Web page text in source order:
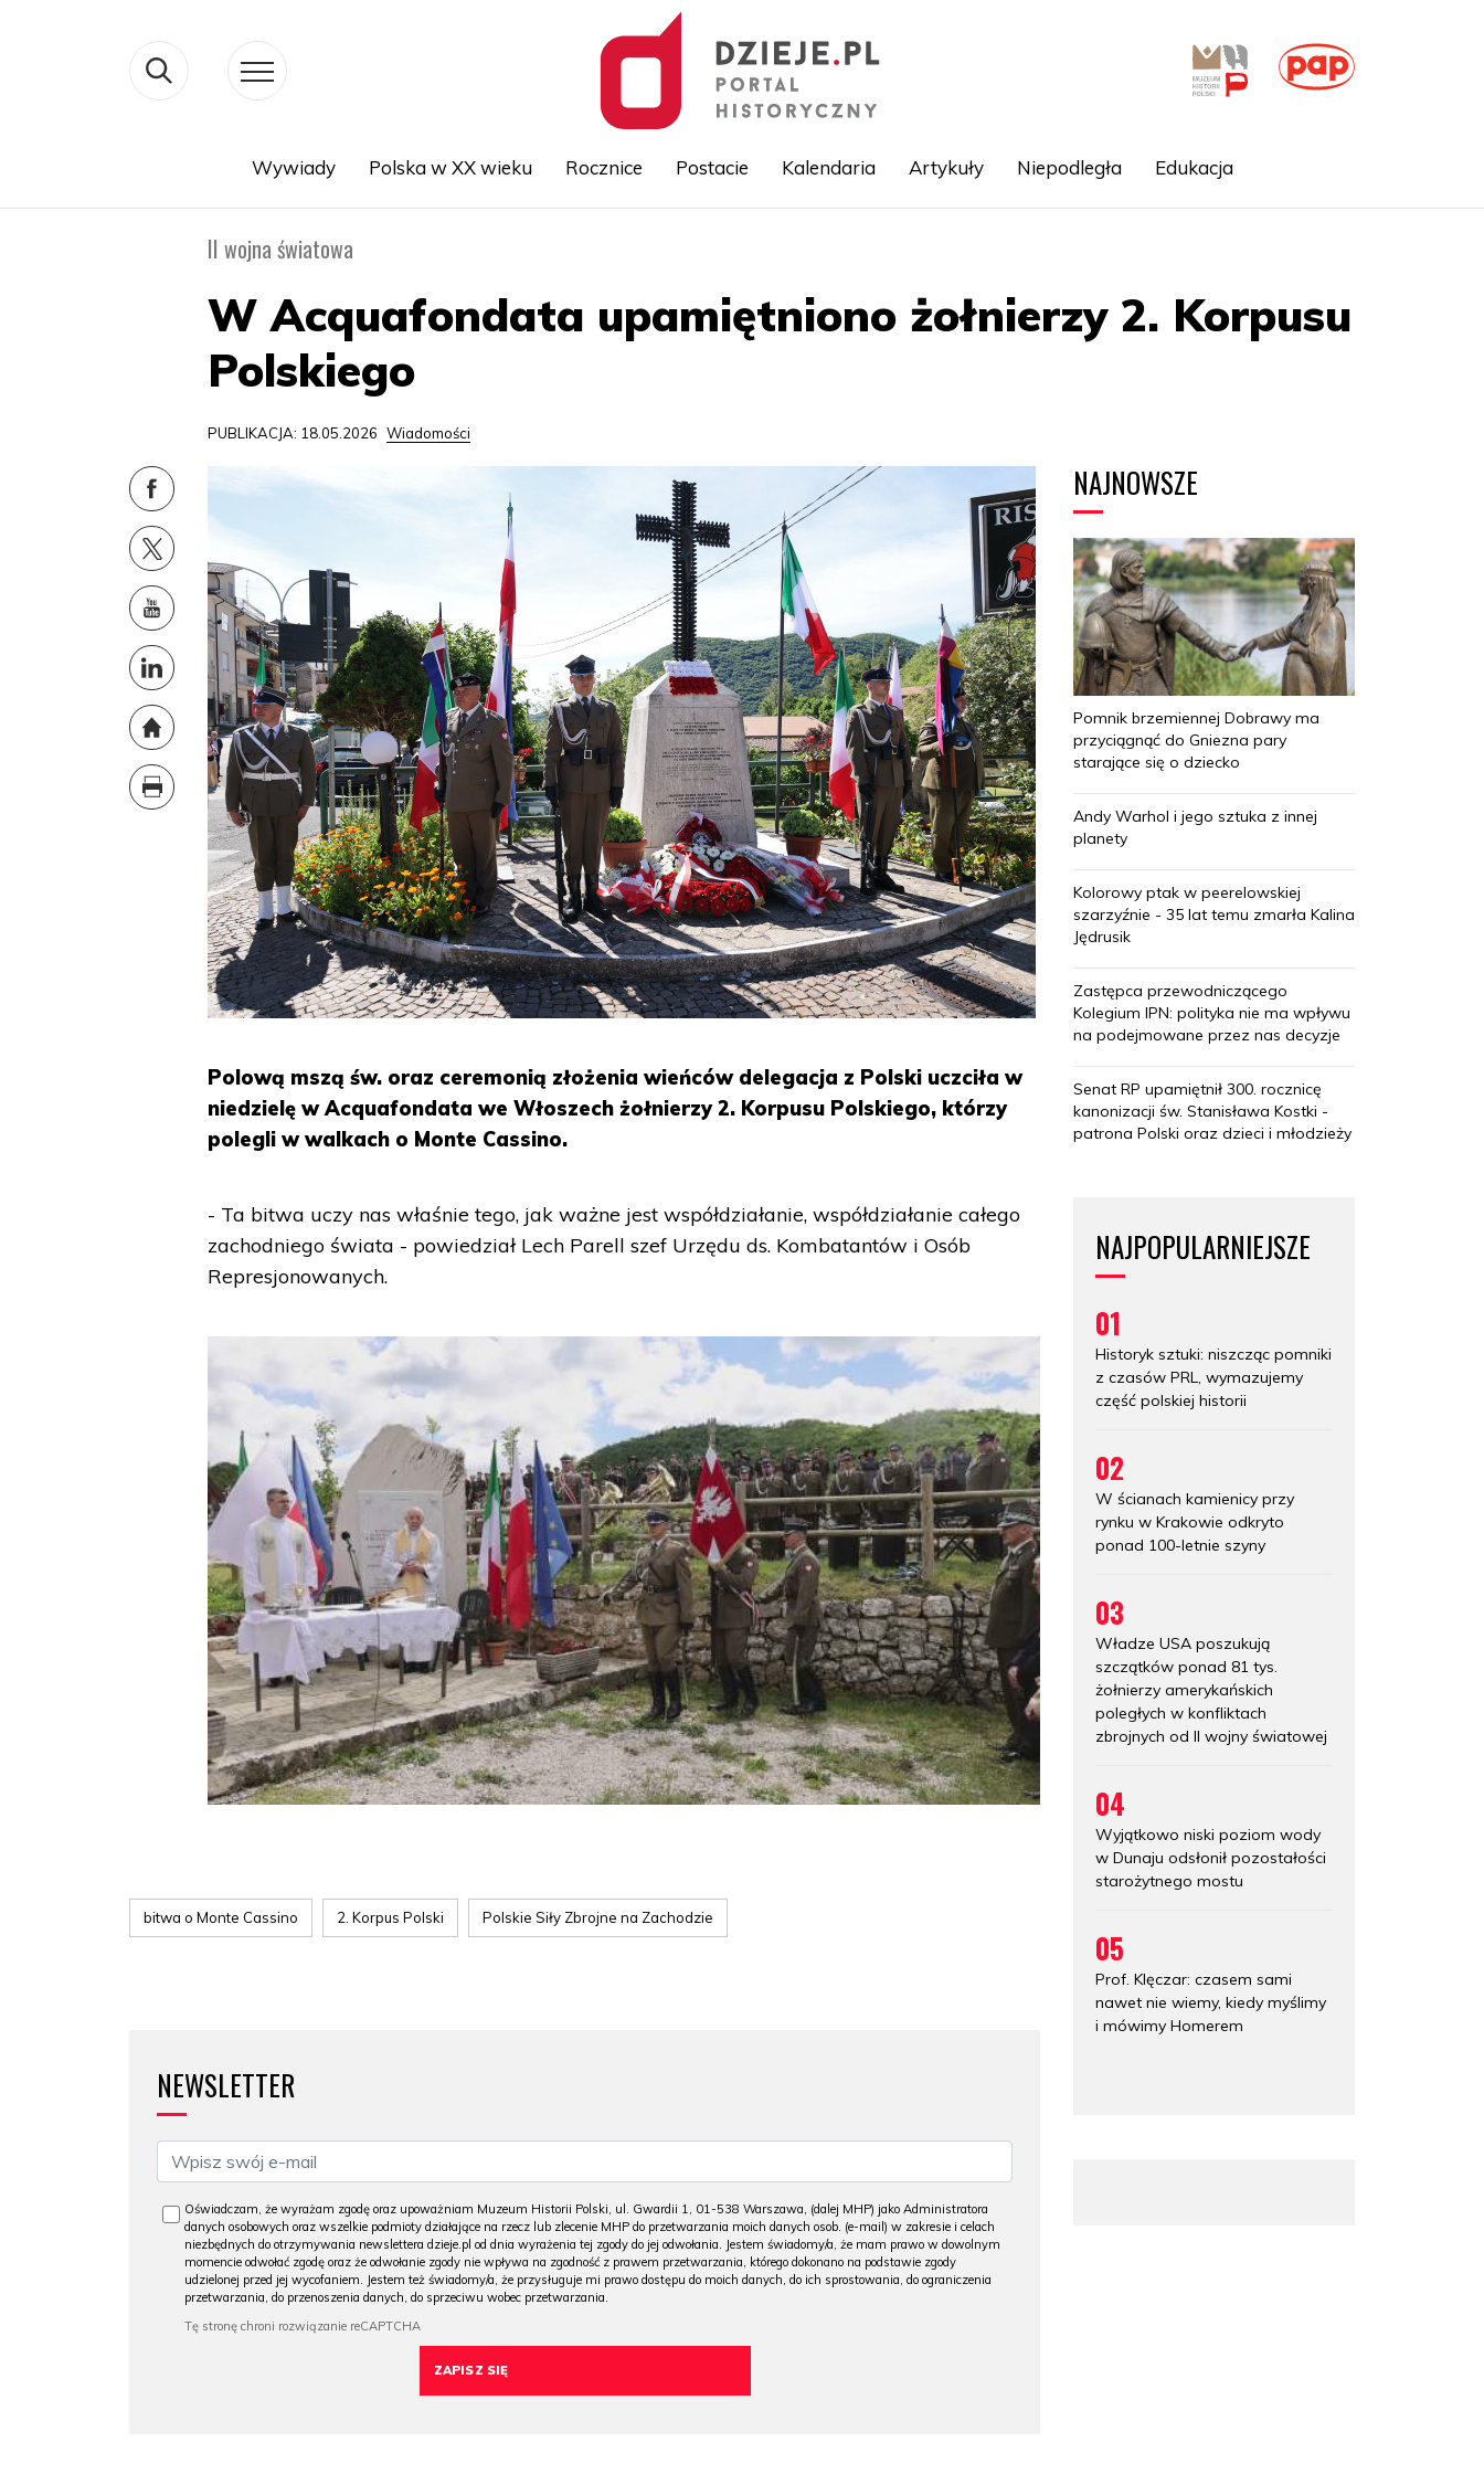
Wywiady Polska w XX wieku Rocznice Postacie Kalendaria Artykuły Niepodległa Edukacja
II wojna światowa
W Acquafondata upamiętniono żołnierzy 2. Korpusu
Polskiego
PUBLIKACJA: 18.05.2026 Wiadomości
Polową mszą św. oraz ceremonią złożenia wieńców delegacja z Polski uczciła w
niedzielę w Acquafondata we Włoszech żołnierzy 2. Korpusu Polskiego, którzy
polegli w walkach o Monte Cassino.
- Ta bitwa uczy nas właśnie tego, jak ważne jest współdziałanie, współdziałanie całego
zachodniego świata - powiedział Lech Parell szef Urzędu ds. Kombatantów i Osób
Represjonowanych.
bitwa o Monte Cassino 2. Korpus Polski Polskie Siły Zbrojne na Zachodzie
NEWSLETTER
Oświadczam, że wyrażam zgodę oraz upoważniam Muzeum Historii Polski, ul. Gwardii 1, 01-538 Warszawa, (dalej MHP) jako Administratora
danych osobowych oraz wszelkie podmioty działające na rzecz lub zlecenie MHP do przetwarzania moich danych osob. (e-mail) w zakresie i celach
niezbędnych do otrzymywania newslettera dzieje.pl od dnia wyrażenia tej zgody do jej odwołania. Jestem świadomy/a, że mam prawo w dowolnym
momencie odwołać zgodę oraz że odwołanie zgody nie wpływa na zgodność z prawem przetwarzania, którego dokonano na podstawie zgody
udzielonej przed jej wycofaniem. Jestem też świadomy/a, że przysługuje mi prawo dostępu do moich danych, do ich sprostowania, do ograniczenia
przetwarzania, do przenoszenia danych, do sprzeciwu wobec przetwarzania.
NAJNOWSZE
Pomnik brzemiennej Dobrawy ma
przyciągnąć do Gniezna pary
starające się o dziecko
Andy Warhol i jego sztuka z innej
planety
Kolorowy ptak w peerelowskiej
szarzyźnie - 35 lat temu zmarła Kalina
Jędrusik
Zastępca przewodniczącego
Kolegium IPN: polityka nie ma wpływu
na podejmowane przez nas decyzje
Senat RP upamiętnił 300. rocznicę
kanonizacji św. Stanisława Kostki -
patrona Polski oraz dzieci i młodzieży
NAJPOPULARNIEJSZE
01
Historyk sztuki: niszcząc pomniki
z czasów PRL, wymazujemy
część polskiej historii
02
W ścianach kamienicy przy
rynku w Krakowie odkryto
ponad 100-letnie szyny
03
Władze USA poszukują
szczątków ponad 81 tys.
żołnierzy amerykańskich
poległych w konfliktach
zbrojnych od II wojny światowej
04
Wyjątkowo niski poziom wody
w Dunaju odsłonił pozostałości
starożytnego mostu
05
Prof. Klęczar: czasem sami
nawet nie wiemy, kiedy myślimy
i mówimy Homerem